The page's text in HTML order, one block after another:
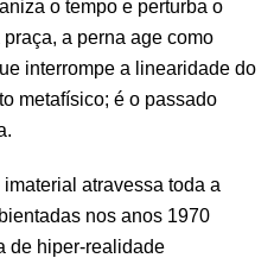
o tempo e perturba o
a perna age como
interrompe a linearidade do
metafísico; é o passado
atravessa toda a
nos anos 1970
de hiper-realidade